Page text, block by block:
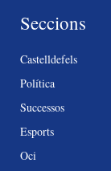
Seccions
Castelldefels
Política
Successos
Esports
Oci